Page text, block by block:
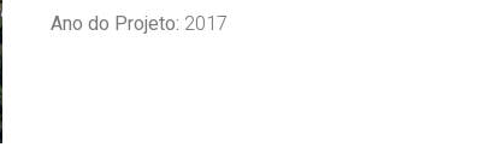
Ano do Projeto: 2017